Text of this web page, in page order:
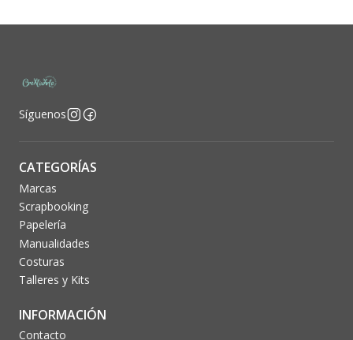
Síguenos
CATEGORÍAS
Marcas
Scrapbooking
Papelería
Manualidades
Costuras
Talleres y Kits
INFORMACIÓN
Contacto